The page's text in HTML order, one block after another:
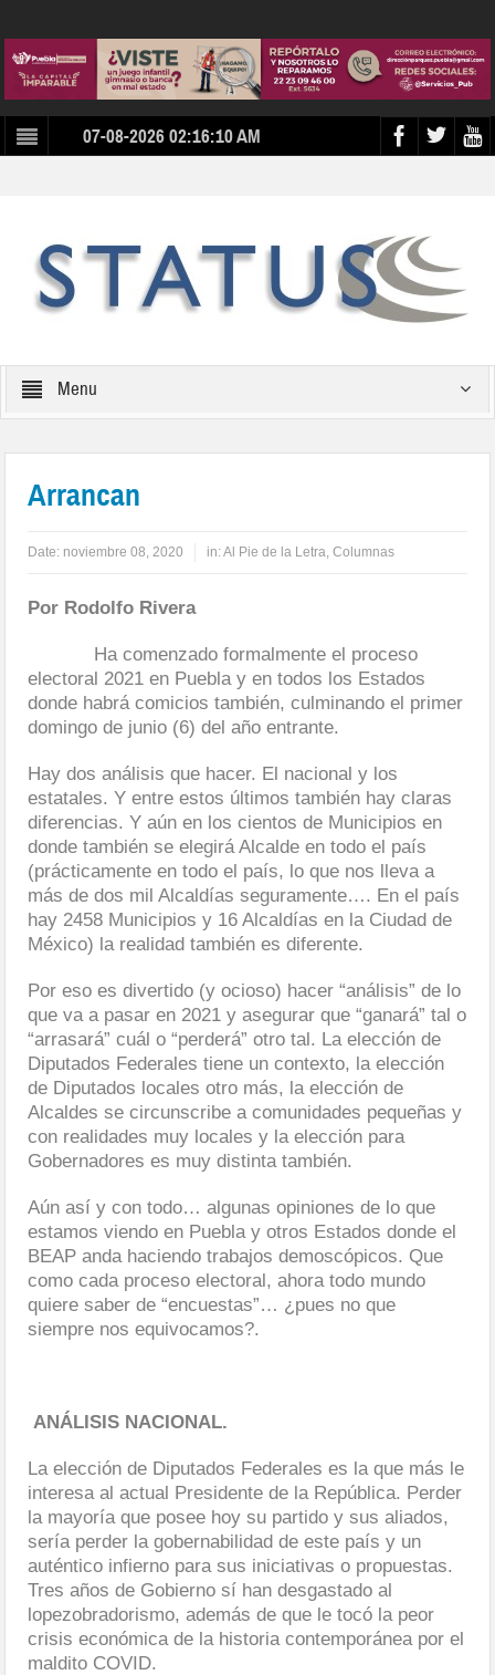
07-08-2026 02:16:10 AM
Menu
Arrancan
Date: noviembre 08, 2020 in:Al Pie de la Letra,Columnas
Por Rodolfo Rivera
Ha comenzado formalmente el proceso
electoral 2021 en Puebla y en todos los Estados
donde habrá comicios también, culminando el primer
domingo de junio (6) del año entrante.
Hay dos análisis que hacer. El nacional y los
estatales. Y entre estos últimos también hay claras
diferencias. Y aún en los cientos de Municipios en
donde también se elegirá Alcalde en todo el país
(prácticamente en todo el país, lo que nos lleva a
más de dos mil Alcaldías seguramente…. En el país
hay 2458 Municipios y 16 Alcaldías en la Ciudad de
México) la realidad también es diferente.
Por eso es divertido (y ocioso) hacer “análisis” de lo
que va a pasar en 2021 y asegurar que “ganará” tal o
“arrasará” cuál o “perderá” otro tal. La elección de
Diputados Federales tiene un contexto, la elección
de Diputados locales otro más, la elección de
Alcaldes se circunscribe a comunidades pequeñas y
con realidades muy locales y la elección para
Gobernadores es muy distinta también.
Aún así y con todo… algunas opiniones de lo que
estamos viendo en Puebla y otros Estados donde el
BEAP anda haciendo trabajos demoscópicos. Que
como cada proceso electoral, ahora todo mundo
quiere saber de “encuestas”… ¿pues no que
siempre nos equivocamos?.
ANÁLISIS NACIONAL.
La elección de Diputados Federales es la que más le
interesa al actual Presidente de la República. Perder
la mayoría que posee hoy su partido y sus aliados,
sería perder la gobernabilidad de este país y un
auténtico infierno para sus iniciativas o propuestas.
Tres años de Gobierno sí han desgastado al
lopezobradorismo, además de que le tocó la peor
crisis económica de la historia contemporánea por el
maldito COVID.